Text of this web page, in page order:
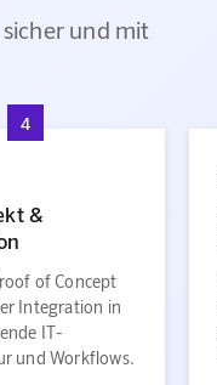
und mit
4
&
of Concept
Integration in
IT-
und Workflows.